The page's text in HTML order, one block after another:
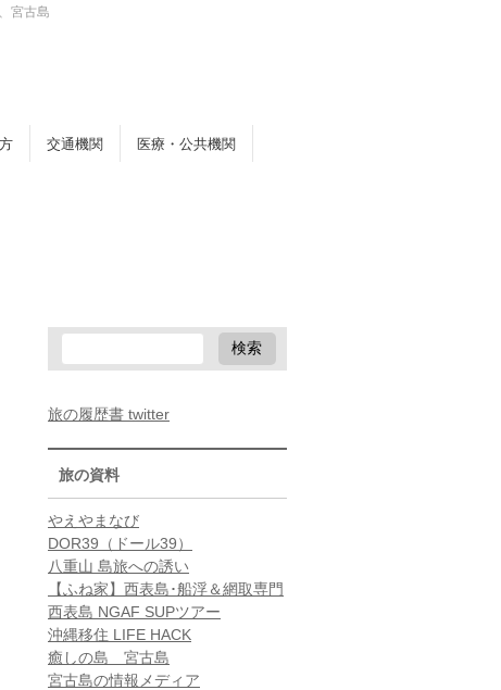
宮古島
交通機関 医療・公共機関
旅の履歴書 twitter
旅の資料
やえやまなび
DOR39（ドール39）
八重山 島旅への誘い
【ふね家】西表島･船浮＆網取専門
西表島 NGAF SUPツアー
沖縄移住 LIFE HACK
癒しの島 宮古島
宮古島の情報メディア